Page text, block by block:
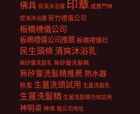
佛具 保濕沐浴露 印章 感應門神
控油沐浴露 新竹禮儀公司
板橋禮儀公司
板橋禮儀公司推薦板橋禮儀社
民生頭條清爽沐浴乳
無矽靈洗髮乳 無矽靈洗髮精
無矽靈洗髮精推薦 熱水器
熱泵 生薑洗頭試用 生薑洗髮乳
生薑洗髮精 生薑洗髮精功效試用
神明桌 神桌 租公司地址